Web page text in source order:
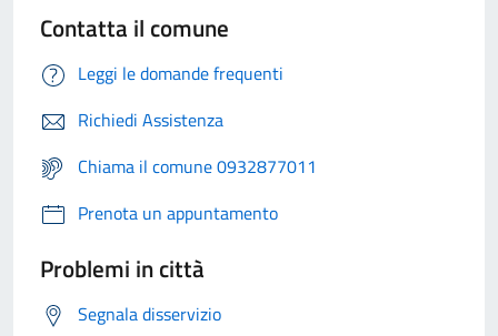
Contatta il comune
Leggi le domande frequenti
Richiedi Assistenza
Chiama il comune 0932877011
Prenota un appuntamento
Problemi in città
Segnala disservizio